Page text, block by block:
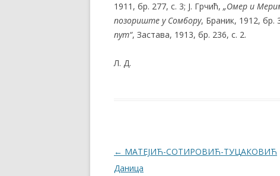
1911, бр. 277, с. 3; Ј. Грчић, „Омер и
позориште у Сомбору, Браник, 1912, бр.
пут“, Застава, 1913, бр. 236, с. 2.
Л. Д.
Post navigation
← МАТЕЈИЋ-СОТИРОВИЋ-ТУЦАКОВИЋ
Даница